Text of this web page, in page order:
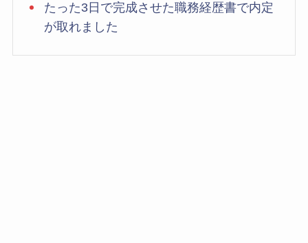
たった3日で完成させた職務経歴書で内定
が取れました